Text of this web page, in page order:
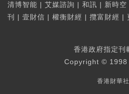
清博智能 | 艾媒諮詢 | 和訊 | 新時空
刊
| 壹財信 | 權衡財經 | 攬富財經 |
香港政府指定刊
Copyright © 1998
香港財華